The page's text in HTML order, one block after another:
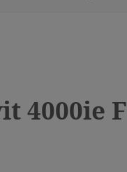
4000ie F